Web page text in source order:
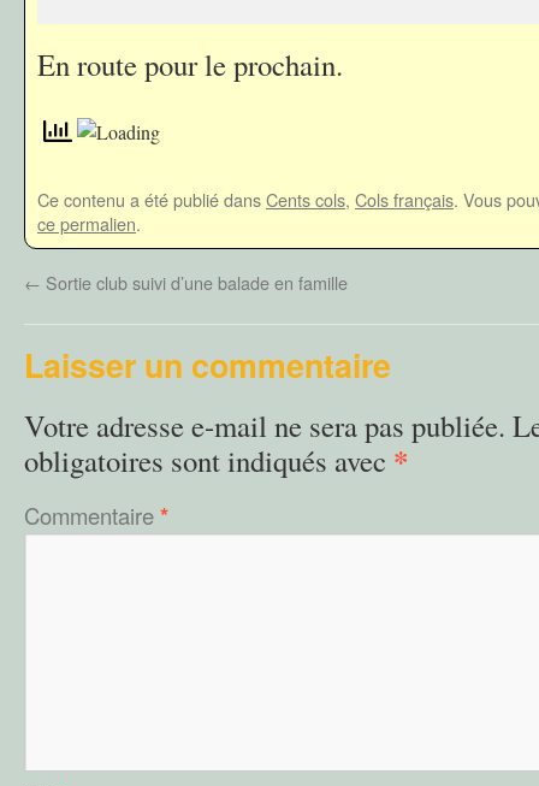
En route pour le prochain.
Ce contenu a été publié dansCents cols, Cols français. Vous
ce permalien.
← Sortie club suivi d’une balade en famille
Laisser un commentaire
Votre adresse e-mail ne sera pas publiée.
obligatoires sont indiqués avec *
Commentaire*